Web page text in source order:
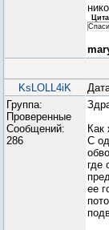
KsLOLL4iK
Группа:
Проверенные
Сообщений:
286
Как
С
где
ее